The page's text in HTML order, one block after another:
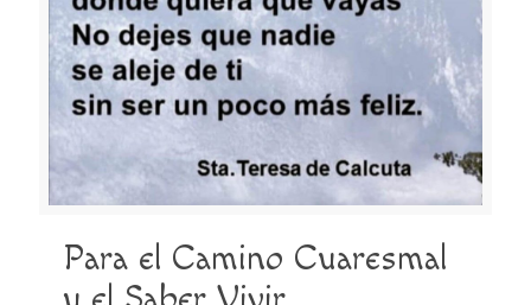
Para el Camino Cuaresmal